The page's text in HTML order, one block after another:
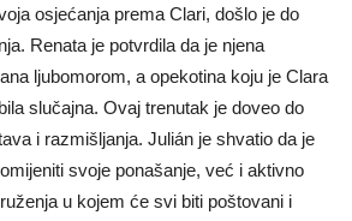
osjećanja prema Clari, došlo je do
Renata je potvrdila da je njena
ljubomorom, a opekotina koju je Clara
slučajna. Ovaj trenutak je doveo do
i razmišljanja. Julián je shvatio da je
svoje ponašanje, već i aktivno
u kojem će svi biti poštovani i